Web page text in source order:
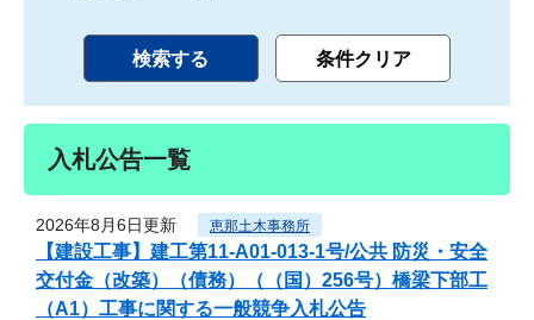
入札公告一覧
2026年8月6日更新 恵那土木事務所
【建設工事】建工第11-A01-013-1号/公共 防災・安全
交付金（改築）（債務）（（国）256号）橋梁下部工
（A1）工事に関する一般競争入札公告